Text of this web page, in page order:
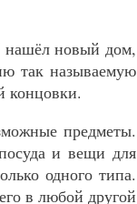
нашёл новый дом,
так называемую
концовки.
предметы.
и вещи для
одного типа.
в любой другой